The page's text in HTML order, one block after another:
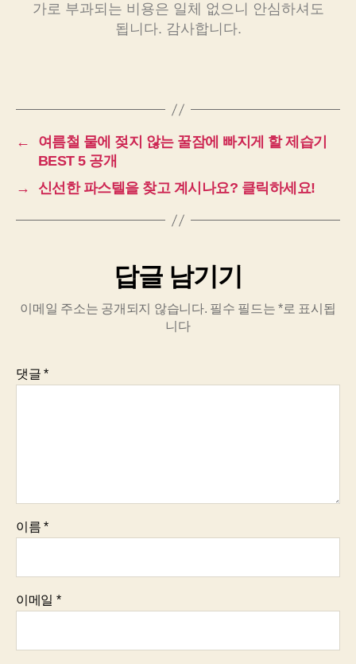
가로 부과되는 비용은 일체 없으니 안심하셔도
됩니다. 감사합니다.
←
여름철 물에 젖지 않는 꿀잠에 빠지게 할 제습기
BEST 5 공개
→
신선한 파스텔을 찾고 계시나요? 클릭하세요!
답글 남기기
이메일 주소는 공개되지 않습니다. 필수 필드는*로 표시됩
니다
댓글*
이름*
이메일 *